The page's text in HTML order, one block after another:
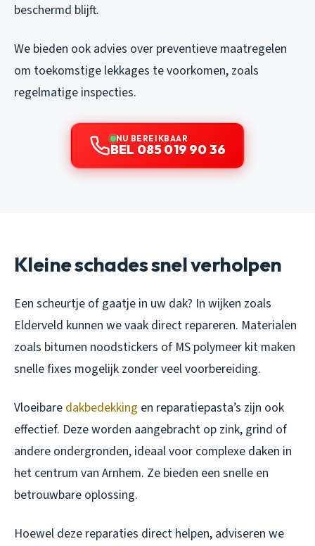
beschermd blijft.
We bieden ook advies over preventieve maatregelen
om toekomstige lekkages te voorkomen, zoals
regelmatige inspecties.
NU BEREIKBAAR
BEL 085 019 90 36
Kleine schades snel verholpen
Een scheurtje of gaatje in uw dak? In wijken zoals
Elderveld kunnen we vaak direct repareren. Materialen
zoals bitumen noodstickers of MS polymeer kit maken
snelle fixes mogelijk zonder veel voorbereiding.
Vloeibare dakbedekking en reparatiepasta’s zijn ook
effectief. Deze worden aangebracht op zink, grind of
andere ondergronden, ideaal voor complexe daken in
het centrum van Arnhem. Ze bieden een snelle en
betrouwbare oplossing.
Hoewel deze reparaties direct helpen, adviseren we